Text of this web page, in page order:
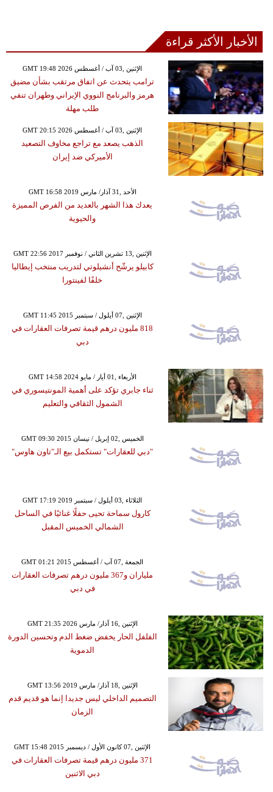
الأخبار الأكثر قراءة
GMT 19:48 2026 الإثنين ,03 آب / أغسطس
ترامب يتحدث عن اتفاق مرتقب بشأن مضيق
هرمز والبرنامج النووي الإيراني وطهران تنفي
طلب مهلة
GMT 20:15 2026 الإثنين ,03 آب / أغسطس
الذهب يصعد مع تراجع مخاوف التصعيد
الأميركي ضد إيران
GMT 16:58 2019 الأحد ,31 آذار/ مارس
يعدك هذا الشهر بالعديد من الفرص المميزة
والحيوية
GMT 22:56 2017 الإثنين ,13 تشرين الثاني / نوفمبر
كابيلو يرشّح أنشيلوتي لتدريب منتخب إيطاليا
خلفًا لفينتورا
GMT 11:45 2015 الإثنين ,07 أيلول / سبتمبر
818 مليون درهم قيمة تصرفات العقارات في
دبي
GMT 14:58 2024 الأربعاء ,01 أيار / مايو
ثناء جابري تؤكد على أهمية المونتيسوري في
الشمول الثقافي والتعليم
GMT 09:30 2015 الخميس ,02 إبريل / نيسان
"دبي للعقارات" تستكمل بيع الـ"تاون هاوس"
GMT 17:19 2019 الثلاثاء ,03 أيلول / سبتمبر
كارول سماحة تحيى حفلًا غنائيًا في الساحل
الشمالي الخميس المقبل
GMT 01:21 2015 الجمعة ,07 آب / أغسطس
ملياران و367 مليون درهم تصرفات العقارات
في دبي
GMT 21:35 2026 الإثنين ,16 آذار/ مارس
الفلفل الحار يخفض ضغط الدم وتحسين الدورة
الدموية
GMT 13:56 2019 الإثنين ,18 آذار/ مارس
التصميم الداخلي ليس جديدا إنما هو قديم قدم
الزمان
GMT 15:48 2015 الإثنين ,07 كانون الأول / ديسمبر
371 مليون درهم قيمة تصرفات العقارات في
دبي الاثنين